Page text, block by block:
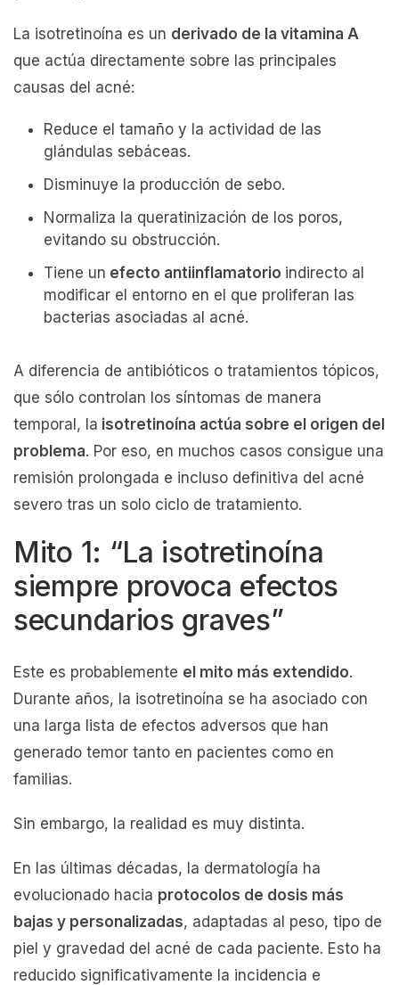
La isotretinoína es un derivado de la vitamina A
que actúa directamente sobre las principales
causas del acné:
Reduce el tamaño y la actividad de las
glándulas sebáceas.
Disminuye la producción de sebo.
Normaliza la queratinización de los poros,
evitando su obstrucción.
Tiene un efecto antiinflamatorio indirecto al
modificar el entorno en el que proliferan las
bacterias asociadas al acné.
A diferencia de antibióticos o tratamientos tópicos,
que sólo controlan los síntomas de manera
temporal, la isotretinoína actúa sobre el origen del
problema. Por eso, en muchos casos consigue una
remisión prolongada e incluso definitiva del acné
severo tras un solo ciclo de tratamiento.
Mito 1: “La isotretinoína
siempre provoca efectos
secundarios graves”
Este es probablemente el mito más extendido.
Durante años, la isotretinoína se ha asociado con
una larga lista de efectos adversos que han
generado temor tanto en pacientes como en
familias.
Sin embargo, la realidad es muy distinta.
En las últimas décadas, la dermatología ha
evolucionado hacia protocolos de dosis más
bajas y personalizadas, adaptadas al peso, tipo de
piel y gravedad del acné de cada paciente. Esto ha
reducido significativamente la incidencia e